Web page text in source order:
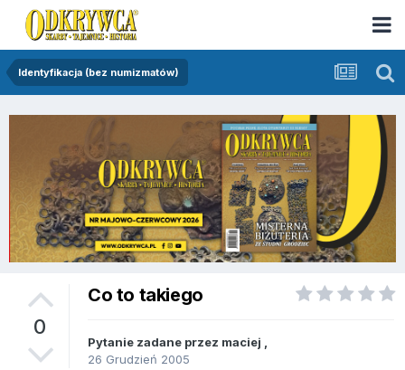
Identyfikacja (bez numizmatów)
0
Co to takiego
Pytanie zadane przez maciej
26 Grudzień 2005